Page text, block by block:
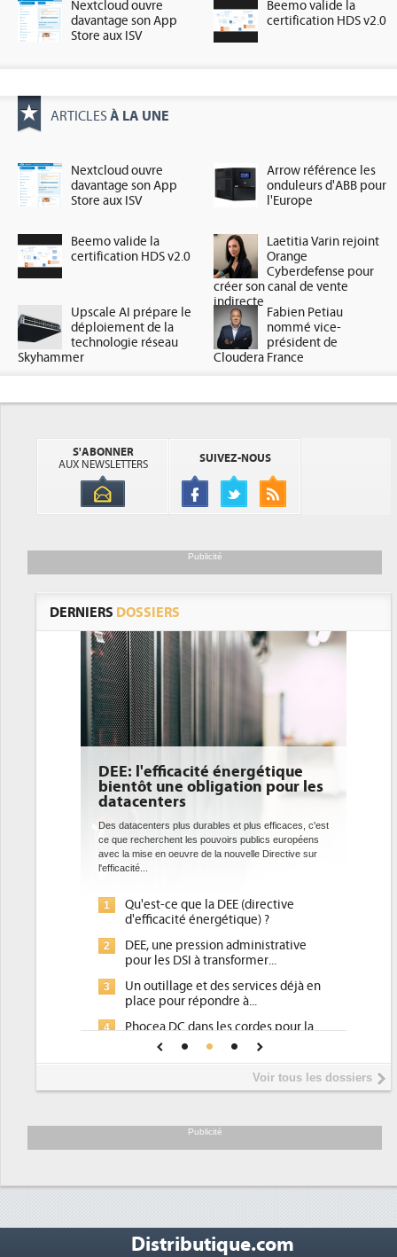
Nextcloud ouvre
davantage son App
Store aux ISV
Beemo valide la
certification HDS v2.0
ARTICLES À LA UNE
Nextcloud ouvre
davantage son App
Store aux ISV
Arrow référence les
onduleurs d'ABB pour
l'Europe
Beemo valide la
certification HDS v2.0
Laetitia Varin rejoint
Orange
Cyberdefense pour
créer son canal de vente
indirecte
Upscale AI prépare le
déploiement de la
technologie réseau
Skyhammer
Fabien Petiau
nommé vice-
président de
Cloudera France
S'ABONNER
AUX NEWSLETTERS
SUIVEZ-NOUS
Publicité
DERNIERS DOSSIERS
DEE: l'efficacité énergétique
bientôt une obligation pour les
datacenters
Des datacenters plus durables et plus efficaces, c'est
ce que recherchent les pouvoirs publics européens
avec la mise en oeuvre de la nouvelle Directive sur
l'efficacité...
1
Qu'est-ce que la DEE (directive
d'efficacité énergétique) ?
2
DEE, une pression administrative
pour les DSI à transformer...
3
Un outillage et des services déjà en
place pour répondre à...
4
Phocea DC dans les cordes pour la
Interview de Fabrice Coquio,
président de Digital Realty...
soutient les...
Voir tous les dossiers
Publicité
Distributique.com